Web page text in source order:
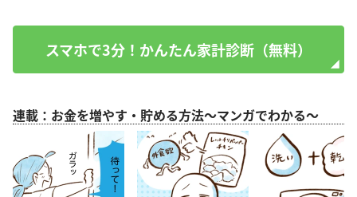
スマホで3分！かんたん家計診断（無料）
連載：お金を増やす・貯める方法～マンガでわかる～